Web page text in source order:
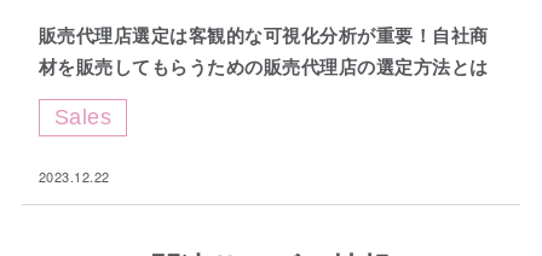
Fav
orite
販売代理店選定は客観的な可視化分析が重要！自社商
材を販売してもらうための販売代理店の選定方法とは
Sales
2023.12.22